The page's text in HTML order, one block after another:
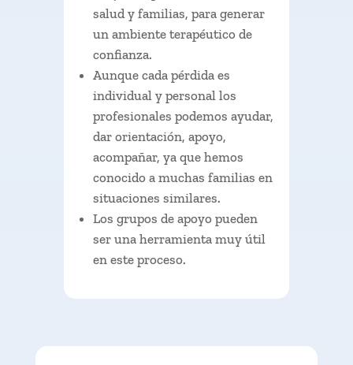
salud y familias, para generar
un ambiente terapéutico de
confianza.
Aunque cada pérdida es
individual y personal los
profesionales podemos ayudar,
dar orientación, apoyo,
acompañar, ya que hemos
conocido a muchas familias en
situaciones similares.
Los grupos de apoyo pueden
ser una herramienta muy útil
en este proceso.